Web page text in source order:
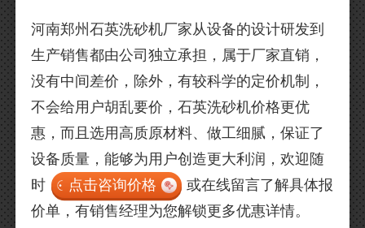
河南郑州石英洗砂机厂家从设备的设计研发到
生产销售都由公司独立承担，属于厂家直销，
没有中间差价，除外，有较科学的定价机制，
不会给用户胡乱要价，石英洗砂机价格更优
惠，而且选用高质原材料、做工细腻，保证了
设备质量，能够为用户创造更大利润，欢迎随
时
点击咨询价格
或在线留言了解具体报
价单，有销售经理为您解锁更多优惠详情。